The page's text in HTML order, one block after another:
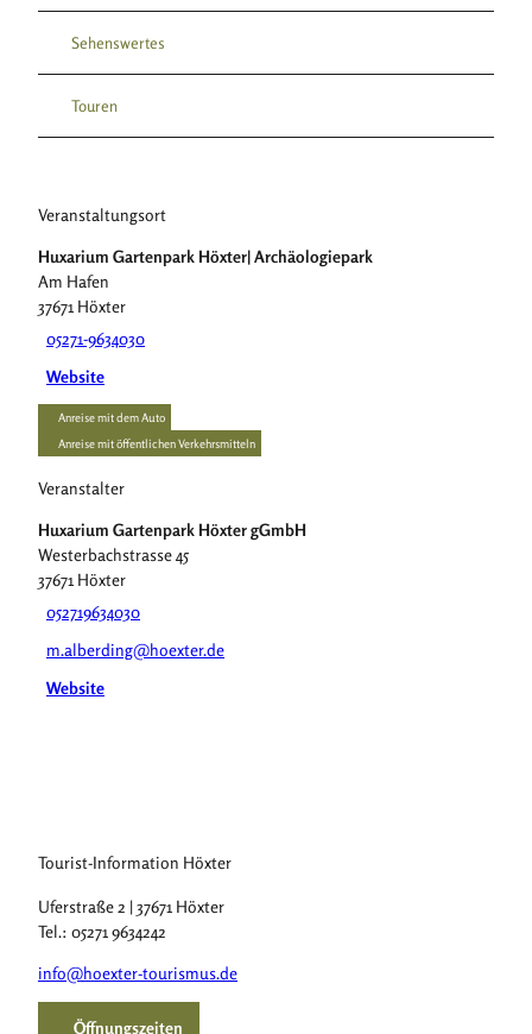
Sehenswertes
Touren
Veranstaltungsort
Huxarium Gartenpark Höxter| Archäologiepark
Am Hafen
37671 Höxter
05271-9634030
Website
Anreise mit dem Auto
Anreise mit öffentlichen Verkehrsmitteln
Veranstalter
Huxarium Gartenpark Höxter gGmbH
Westerbachstrasse 45
37671 Höxter
052719634030
m.alberding@hoexter.de
Website
Tourist-Information Höxter
Uferstraße 2 | 37671 Höxter
Tel.: 05271 9634242
info@hoexter-tourismus.de
Öffnungszeiten